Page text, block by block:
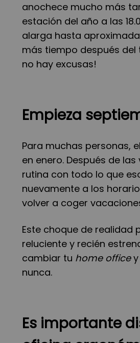
anochece mucho más
estación del año a las
alarga hasta
más tiempo después del
no hay excusas!
Empieza
Para muchas personas,
en enero. Después de
rutina con todo lo que
nuevamente a los
volver a coger
Este choque de realidad
reluciente y recién
cambiar tu home officey
nunca.
Es importante